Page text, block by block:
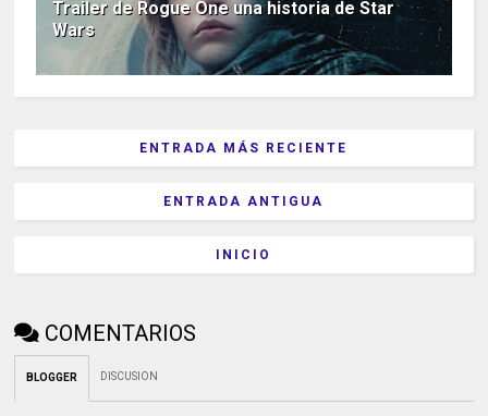
Trailer de Rogue One una historia de Star
Wars
ENTRADA MÁS RECIENTE
ENTRADA ANTIGUA
INICIO
COMENTARIOS
BLOGGER DISCUSION